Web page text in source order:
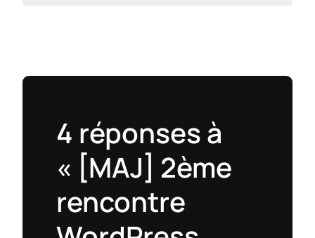
4 réponses à
« [MAJ] 2ème
rencontre